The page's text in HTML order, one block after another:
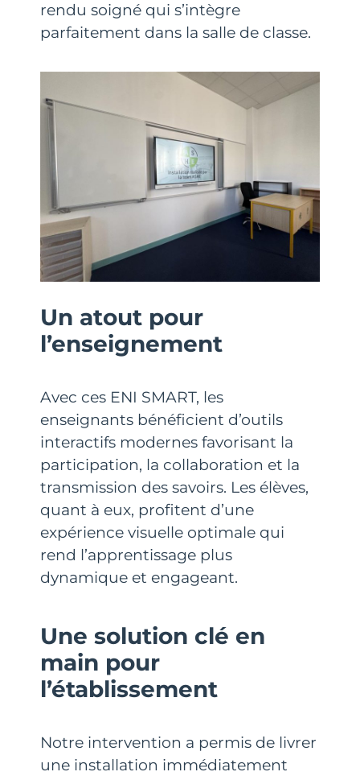
rendu soigné qui s’intègre
parfaitement dans la salle de classe.
Un atout pour
l’enseignement
Avec ces ENI SMART, les
enseignants bénéficient d’outils
interactifs modernes favorisant la
participation, la collaboration et la
transmission des savoirs. Les élèves,
quant à eux, profitent d’une
expérience visuelle optimale qui
rend l’apprentissage plus
dynamique et engageant.
Une solution clé en
main pour
l’établissement
Notre intervention a permis de livrer
une installation immédiatement